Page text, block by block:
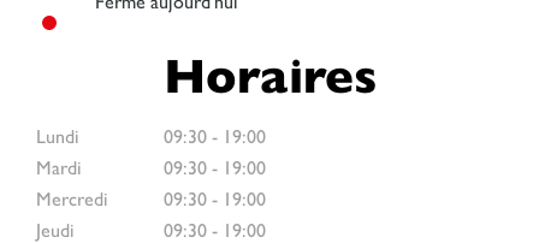
Horaires
Lundi 09:30 - 19:00
Mardi
09:30 - 19:00
Mercredi
09:30 - 19:00
Jeudi
09:30 - 19:00